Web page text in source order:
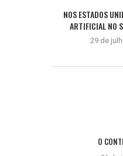
NOS ESTADOS
ARTIFICIAL NO
29 de
O